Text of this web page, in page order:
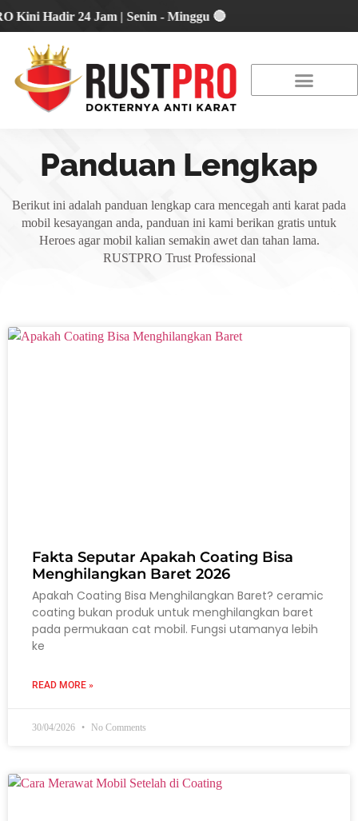
Hadir 24 Jam | Senin - Minggu 🔴
Panduan Lengkap
Berikut ini adalah panduan lengkap cara mencegah anti karat pada
mobil kesayangan anda, panduan ini kami berikan gratis untuk
Heroes agar mobil kalian semakin awet dan tahan lama.
RUSTPRO Trust Professional
Fakta Seputar Apakah Coating Bisa
Menghilangkan Baret 2026
Apakah Coating Bisa Menghilangkan Baret? ceramic
coating bukan produk untuk menghilangkan baret
pada permukaan cat mobil. Fungsi utamanya lebih
ke
READ MORE »
30/04/2026 No Comments